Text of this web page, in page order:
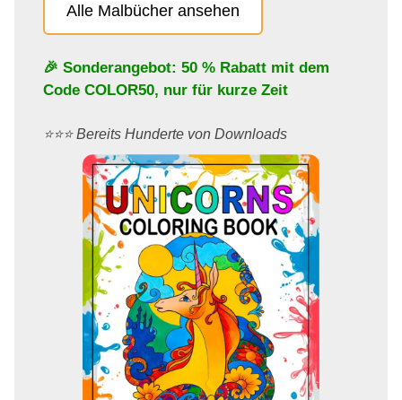
Alle Malbücher ansehen
🎉 Sonderangebot: 50 % Rabatt mit dem
Code COLOR50, nur für kurze Zeit
⭐️⭐️⭐️ Bereits Hunderte von Downloads